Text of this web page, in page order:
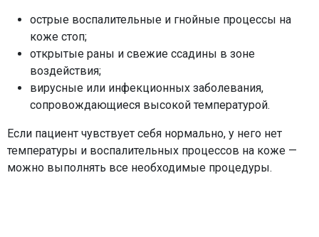
острые воспалительные и гнойные процессы на
коже стоп;
открытые раны и свежие ссадины в зоне
воздействия;
вирусные или инфекционных заболевания,
сопровождающиеся высокой температурой.
Если пациент чувствует себя нормально, у него нет
температуры и воспалительных процессов на коже —
можно выполнять все необходимые процедуры.